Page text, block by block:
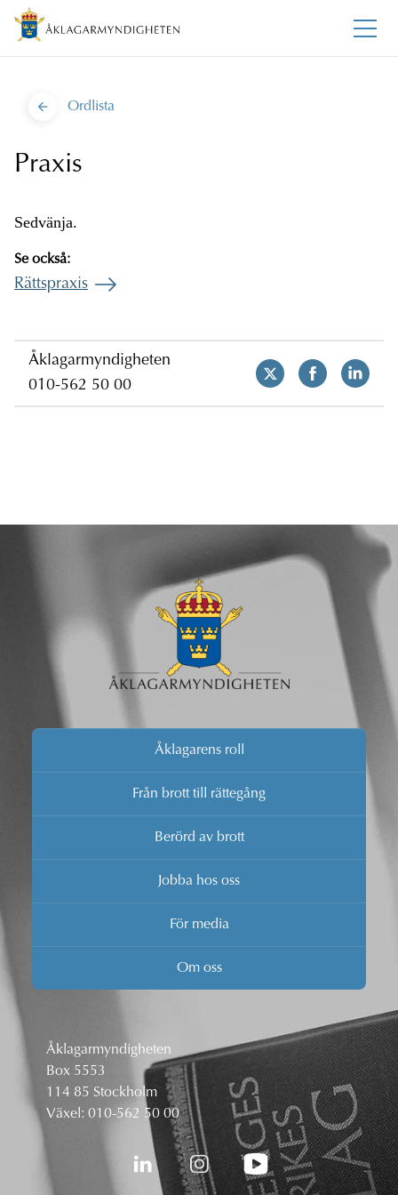
Ordlista
Praxis
Sedvänja.
Se också:
Rättspraxis
Åklagarmyndigheten
010-562 50 00
Åklagarens roll
Från brott till rättegång
Berörd av brott
Jobba hos oss
För media
Om oss
Åklagarmyndigheten
Box 5553
114 85 Stockholm
Växel: 010-562 50 00